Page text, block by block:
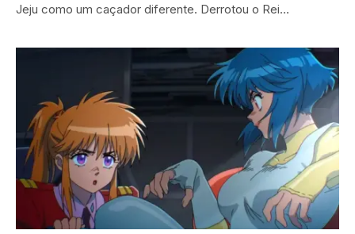
Jeju como um caçador diferente. Derrotou o Rei…